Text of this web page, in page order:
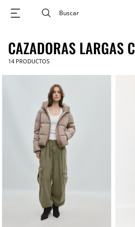
CAZADORAS LARGAS
14 PRODUCTOS